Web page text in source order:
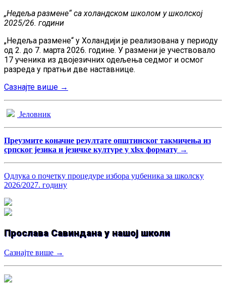
„Недеља размене“ са холандском школом у школској
2025/26. години
„Недеља размене“ у Холандији је реализована у периоду
од 2. до 7. марта 2026. године. У размени је учествовало
17 ученика из двојезичних одељења седмог и осмог
разреда у пратњи две наставнице.
Сазнајте више →
Јеловник
Преузмите коначне резултате општинског такмичења из
српског језика и језичке културе у xlsx формату →
Одлука о почетку процедуре избора уџбеника за школску
2026/2027. годину
Прослава Савиндана у нашој школи
Сазнајте више →